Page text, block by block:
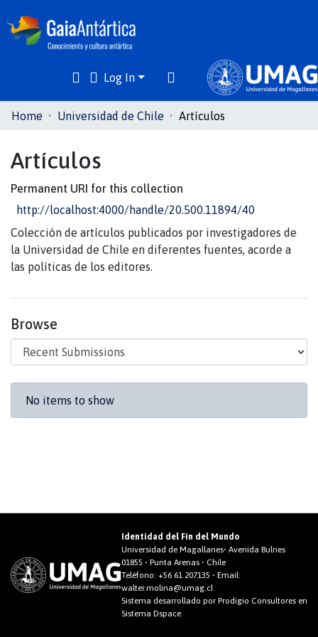
Log In
Communities
All of DSpace
Home Universidad de Chile Artículos
Artículos
Permanent URI for this collection
http://localhost:4000/handle/20.500.11894/40
Colección de artículos publicados por investigadores de
la Universidad de Chile en diferentes fuentes, acorde a
las políticas de los editores.
Browse
Recent Submissions
No items to show
Identidad del Fin del Mundo
Universidad de Magallanes• Avenida Bulnes
01855 • Punta Arenas • Chile
Teléfono: +56 61 207135 • Email:
walter.molina@umag.cl
Sistema desarrollado por Prodigio Consultores en
Sistema Dspace